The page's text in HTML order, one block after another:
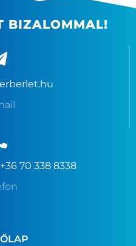
BIZALOMMAL!
70 338 8338